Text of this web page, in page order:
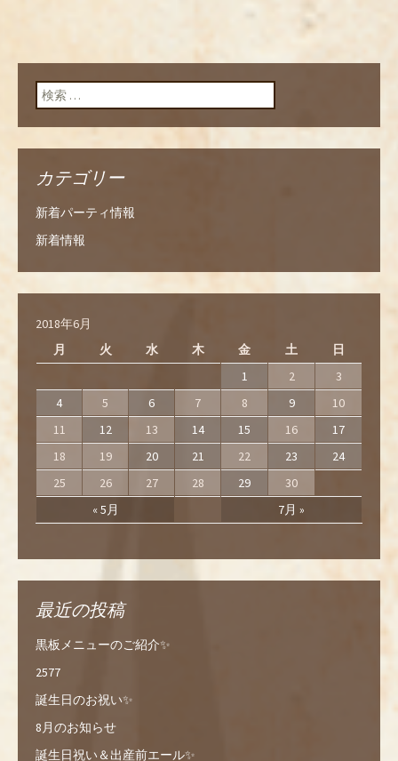
検索:
カテゴリー
新着パーティ情報
新着情報
2018年6月
月
火 水 木 金 土 日
« 5月 7月 »
1 2
3
4
5 6 7 8 9
10
11
12 13 14 15 16
17
18
19 20 21 22 23
24
25
26 27 28 29 30
最近の投稿
黒板メニューのご紹介✨
2577
誕生日のお祝い✨
8月のお知らせ
誕生日祝い＆出産前エール✨